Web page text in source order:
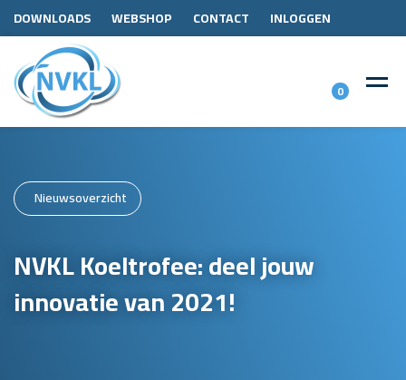
DOWNLOADS WEBSHOP CONTACT INLOGGEN
0
Nieuwsoverzicht
NVKL Koeltrofee: deel jouw
innovatie van 2021!